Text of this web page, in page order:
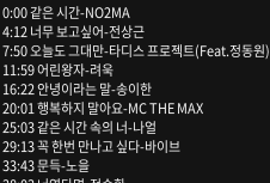
0:00 같은 시간-NO2MA
4:12 너무 보고싶어-전상근
7:50 오늘도 그대만-타디스 프로젝트(Feat.정동원)
11:59 어린왕자-려욱
16:22 안녕이라는 말-송이한
20:01 행복하지 말아요-MC THE MAX
25:03 같은 시간 속의 너-나얼
29:13 꼭 한번 만나고 싶다-바이브
33:43 문득-노을